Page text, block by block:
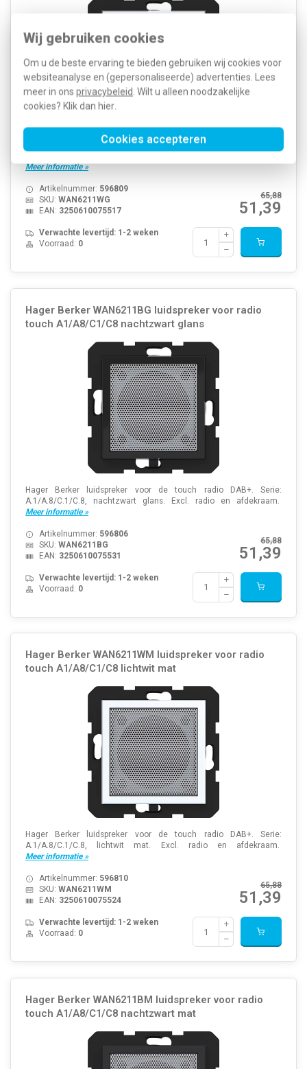
Wij gebruiken cookies
Om u de beste ervaring te bieden gebruiken wij cookies voor
websiteanalyse en (gepersonaliseerde) advertenties. Lees
meer in ons privacybeleid. Wilt u alleen noodzakelijke
cookies? Klik dan hier.
Cookies accepteren
Hager Berker luidspreker voor de touch radio DAB+. Serie:
Meer informatie »
65,88
51,39
Artikelnummer: 596809
SKU: WAN6211WG
EAN: 3250610075517
Verwachte levertijd: 1-2 weken
Voorraad: 0
Hager Berker WAN6211BG luidspreker voor radio
touch A1/A8/C1/C8 nachtzwart glans
Hager Berker luidspreker voor de touch radio DAB+. Serie:
A.1/A.8/C.1/C.8, nachtzwart glans. Excl. radio en afdekraam.
Meer informatie »
65,88
51,39
Artikelnummer: 596806
SKU: WAN6211BG
EAN: 3250610075531
Verwachte levertijd: 1-2 weken
Voorraad: 0
Hager Berker WAN6211WM luidspreker voor radio
touch A1/A8/C1/C8 lichtwit mat
Hager Berker luidspreker voor de touch radio DAB+. Serie:
A.1/A.8/C.1/C.8, lichtwit mat. Excl. radio en afdekraam.
Meer informatie »
65,88
51,39
Artikelnummer: 596810
SKU: WAN6211WM
EAN: 3250610075524
Verwachte levertijd: 1-2 weken
Voorraad: 0
Hager Berker WAN6211BM luidspreker voor radio
touch A1/A8/C1/C8 nachtzwart mat